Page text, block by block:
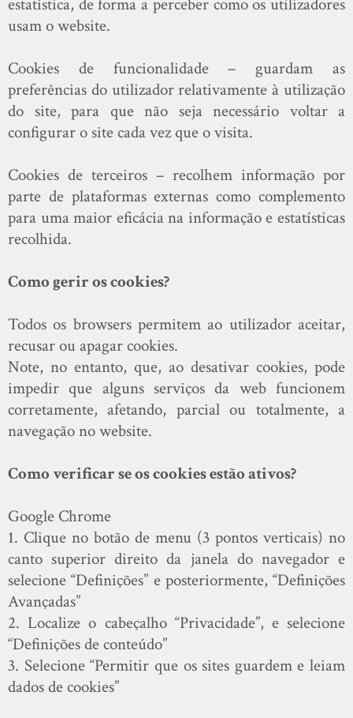
estatística, de forma a perceber como os utilizadores
usam o website.
Cookies de funcionalidade – guardam as
preferências do utilizador relativamente à utilização
do site, para que não seja necessário voltar a
configurar o site cada vez que o visita.
Cookies de terceiros – recolhem informação por
parte de plataformas externas como complemento
para uma maior eficácia na informação e estatísticas
recolhida.
Como gerir os cookies?
Todos os browsers permitem ao utilizador aceitar,
recusar ou apagar cookies.
Note, no entanto, que, ao desativar cookies, pode
impedir que alguns serviços da web funcionem
corretamente, afetando, parcial ou totalmente, a
navegação no website.
Como verificar se os cookies estão ativos?
Google Chrome
1. Clique no botão de menu (3 pontos verticais) no
canto superior direito da janela do navegador e
selecione “Definições” e posteriormente, “Definições
Avançadas”
2. Localize o cabeçalho “Privacidade”, e selecione
“Definições de conteúdo”
3. Selecione “Permitir que os sites guardem e leiam
dados de cookies”